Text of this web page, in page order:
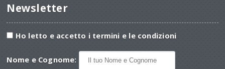
Newsletter
Ho letto e accetto i termini e le condizioni
Nome e Cognome: